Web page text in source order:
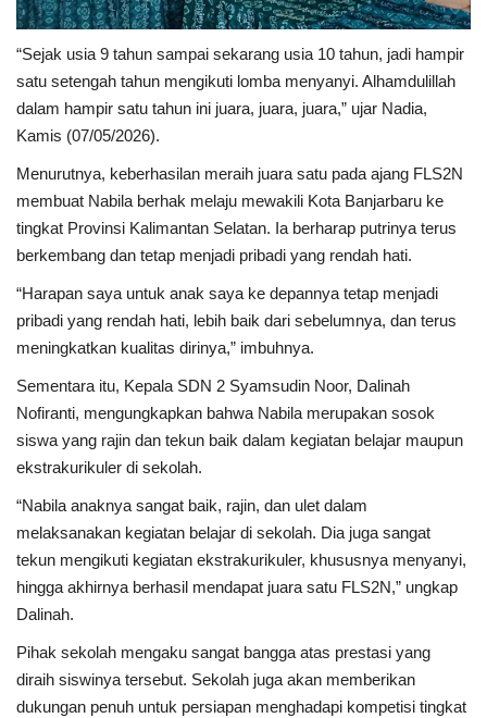
“Sejak usia 9 tahun sampai sekarang usia 10 tahun, jadi hampir
satu setengah tahun mengikuti lomba menyanyi. Alhamdulillah
dalam hampir satu tahun ini juara, juara, juara,” ujar Nadia,
Kamis (07/05/2026).
Menurutnya, keberhasilan meraih juara satu pada ajang FLS2N
membuat Nabila berhak melaju mewakili Kota Banjarbaru ke
tingkat Provinsi Kalimantan Selatan. Ia berharap putrinya terus
berkembang dan tetap menjadi pribadi yang rendah hati.
“Harapan saya untuk anak saya ke depannya tetap menjadi
pribadi yang rendah hati, lebih baik dari sebelumnya, dan terus
meningkatkan kualitas dirinya,” imbuhnya.
Sementara itu, Kepala SDN 2 Syamsudin Noor, Dalinah
Nofiranti, mengungkapkan bahwa Nabila merupakan sosok
siswa yang rajin dan tekun baik dalam kegiatan belajar maupun
ekstrakurikuler di sekolah.
“Nabila anaknya sangat baik, rajin, dan ulet dalam
melaksanakan kegiatan belajar di sekolah. Dia juga sangat
tekun mengikuti kegiatan ekstrakurikuler, khususnya menyanyi,
hingga akhirnya berhasil mendapat juara satu FLS2N,” ungkap
Dalinah.
Pihak sekolah mengaku sangat bangga atas prestasi yang
diraih siswinya tersebut. Sekolah juga akan memberikan
dukungan penuh untuk persiapan menghadapi kompetisi tingkat